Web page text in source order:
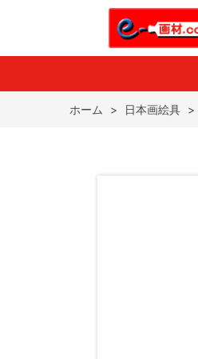
ホーム > 日本画絵具 >